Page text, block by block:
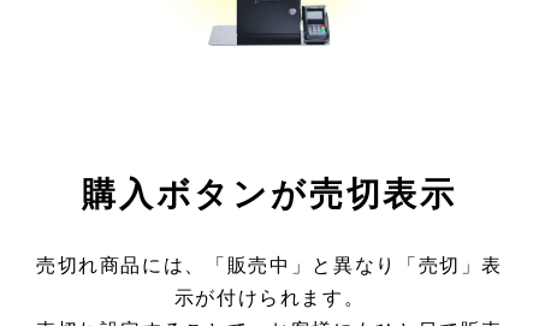
購入ボタンが売切表示
売切れ商品には、「販売中」と異なり「売切」表
示が付けられます。